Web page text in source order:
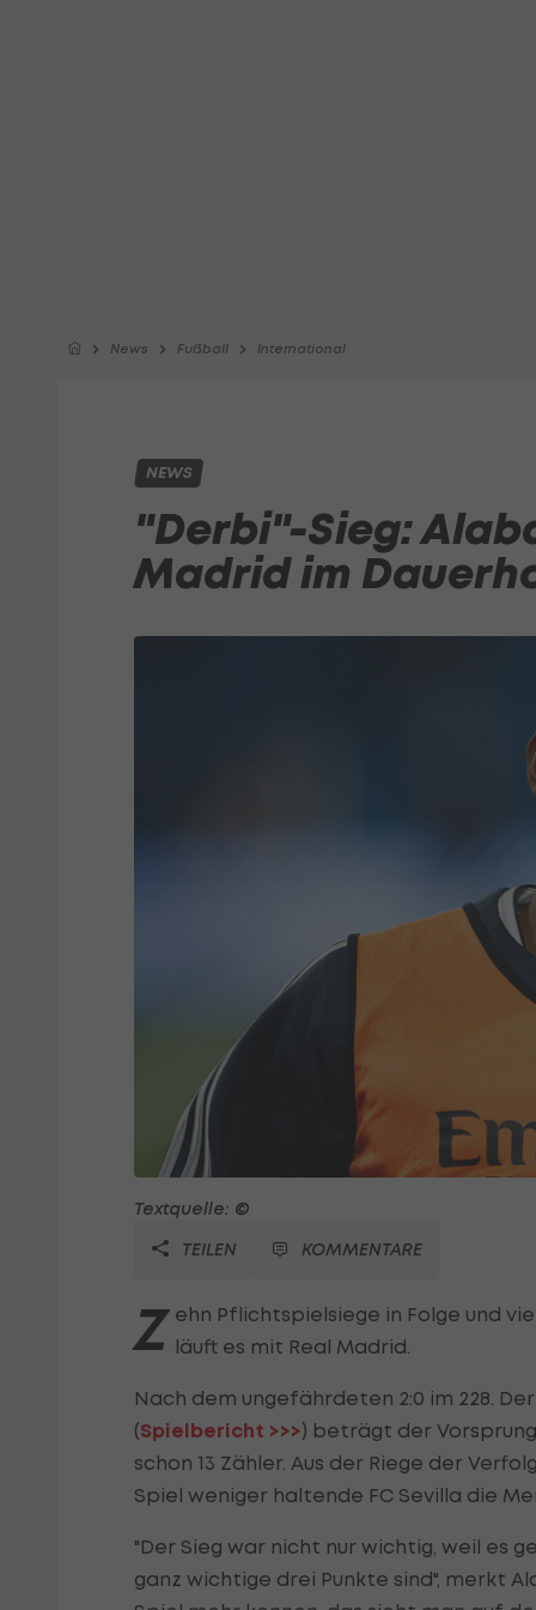
News Fußball International
NEWS
"Derbi"-Sieg:
Madrid im
Textquelle: ©
TEILEN
KOMMENTARE
Z ehn Pflichtspielsiege in Folge und
läuft es mit Real Madrid.
Nach dem ungefährdeten 2:0 im 228.
(Spielbericht >>>) beträgt der
schon 13 Zähler. Aus der Riege der
Spiel weniger haltende FC Sevilla die
"Der Sieg war nicht nur wichtig, weil es
ganz wichtige drei Punkte sind", merkt